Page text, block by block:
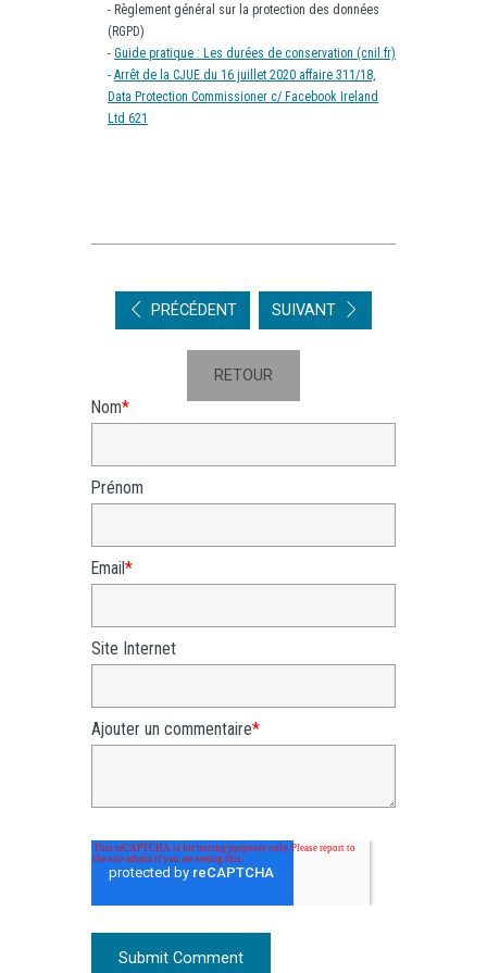
- Règlement général sur la protection des données
(RGPD)
- Guide pratique : Les durées de conservation (cnil.fr)
- Arrêt de la CJUE du 16 juillet 2020 affaire 311/18,
Data Protection Commissioner c/ Facebook Ireland
Ltd 621
D PRÉCÉDENT SUIVANT <
RETOUR
Nom*
Prénom
Email *
Site Internet
Ajouter un commentaire*